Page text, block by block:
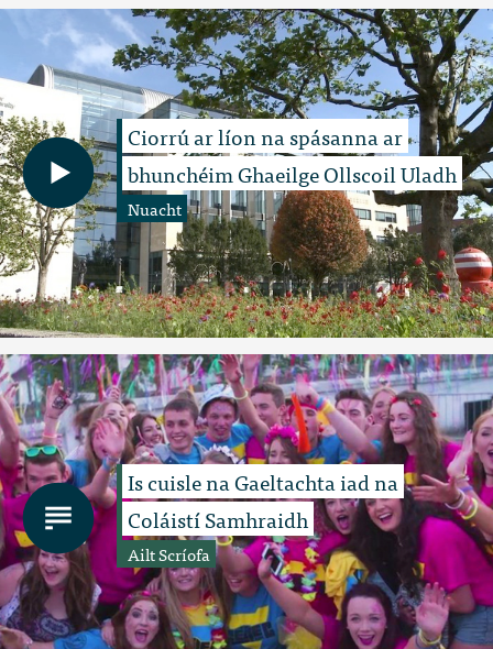
Ciorrú ar líon na spásanna ar
bhunchéim Ghaeilge Ollscoil Uladh
Nuacht
Is cuisle na Gaeltachta iad na
Coláistí Samhraidh
Ailt Scríofa